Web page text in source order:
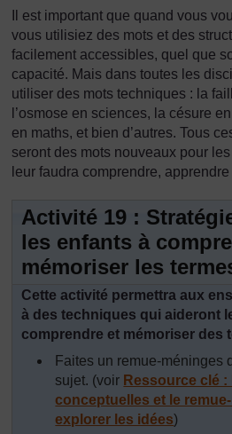
Il est important que quand vous
vous utilisiez des mots et des
facilement accessibles, quel que
capacité. Mais dans toutes les
utiliser des mots techniques : la
l’osmose en sciences, la césure
en maths, et bien d’autres. Tous
seront des mots nouveaux pour les
leur faudra comprendre,
Activité 19 :
les enfants à
mémoriser les
Cette activité permettra aux
à des techniques qui aideront
comprendre et mémoriser des
Faites un remue-méninges
sujet. (voir Ressource clé
conceptuelles et le
explorer les idées)